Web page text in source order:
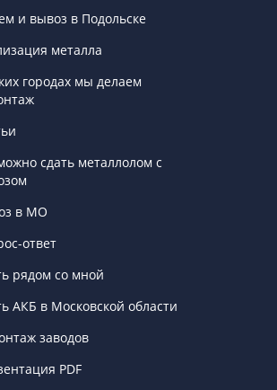
и вывоз в Подольске
металла
городах мы делаем
сдать металлолом с
в МО
ответ
рядом со мной
АКБ в Московской области
заводов
PDF